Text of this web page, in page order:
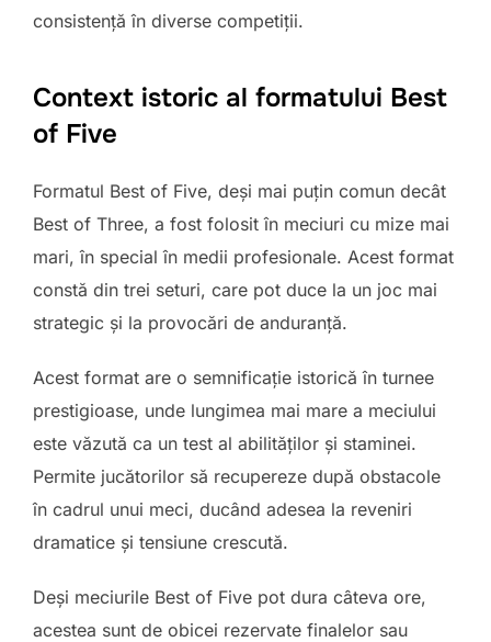
consistență în diverse competiții.
Context istoric al formatului Best
of Five
Formatul Best of Five, deși mai puțin comun decât
Best of Three, a fost folosit în meciuri cu mize mai
mari, în special în medii profesionale. Acest format
constă din trei seturi, care pot duce la un joc mai
strategic și la provocări de anduranță.
Acest format are o semnificație istorică în turnee
prestigioase, unde lungimea mai mare a meciului
este văzută ca un test al abilităților și staminei.
Permite jucătorilor să recupereze după obstacole
în cadrul unui meci, ducând adesea la reveniri
dramatice și tensiune crescută.
Deși meciurile Best of Five pot dura câteva ore,
acestea sunt de obicei rezervate finalelor sau